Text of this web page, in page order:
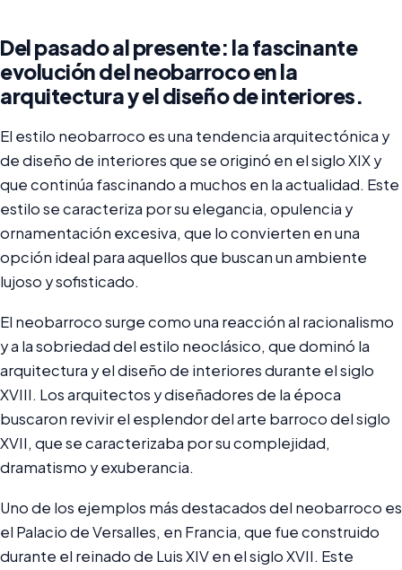
Del pasado al presente: la fascinante
evolución del neobarroco en la
arquitectura y el diseño de interiores.
El estilo neobarroco es una tendencia arquitectónica y
de diseño de interiores que se originó en el siglo XIX y
que continúa fascinando a muchos en la actualidad. Este
estilo se caracteriza por su elegancia, opulencia y
ornamentación excesiva, que lo convierten en una
opción ideal para aquellos que buscan un ambiente
lujoso y sofisticado.
El neobarroco surge como una reacción al racionalismo
y a la sobriedad del estilo neoclásico, que dominó la
arquitectura y el diseño de interiores durante el siglo
XVIII. Los arquitectos y diseñadores de la época
buscaron revivir el esplendor del arte barroco del siglo
XVII, que se caracterizaba por su complejidad,
dramatismo y exuberancia.
Uno de los ejemplos más destacados del neobarroco es
el Palacio de Versalles, en Francia, que fue construido
durante el reinado de Luis XIV en el siglo XVII. Este